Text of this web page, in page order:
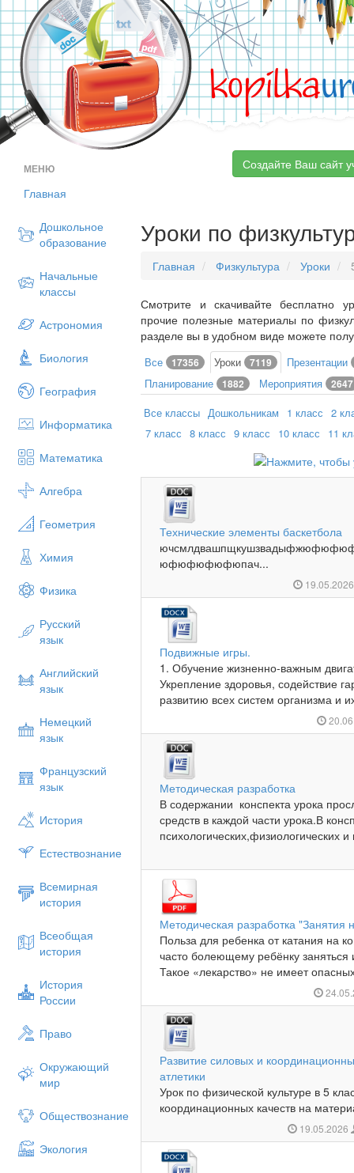
kopilka
МЕНЮ
Главная
Дошкольное
образование
Начальные
классы
Астрономия
Биология
География
Информатика
Математика
Алгебра
Геометрия
Химия
Физика
Русский
язык
Английский
язык
Немецкий
язык
Французский
язык
История
Естествознание
Всемирная
история
Всеобщая
история
История
России
Право
Окружающий
мир
Обществознание
Экология
Создайте Ваш сайт
Уроки по
Главная Физкультура Уроки
Смотрите и скачивайте бесплатно
прочие полезные материалы по
разделе вы в удобном виде можете
Все 17356 Уроки 7119
Презентации
Планирование 1882 Мероприятия 2647
Все классы Дошкольникам 1 класс 2
7 класс 8 класс 9 класс 10 класс 11
Технические элементы баскетбола
юфюфюфюфюпач...
Подвижные игры.
1. Обучение жизненно-важным
Укрепление здоровья, содействие
развитию всех систем организма и
Методическая разработка
В содержании конспекта урока
средств в каждой части урока.В
психологических,физиологических
Методическая разработка "Занятия
Польза для ребенка от катания на
часто болеющему ребёнку
Такое «лекарство» не имеет
Развитие силовых и
атлетики
Урок по физической культуре в 5
координационных качеств на
19.05.2026